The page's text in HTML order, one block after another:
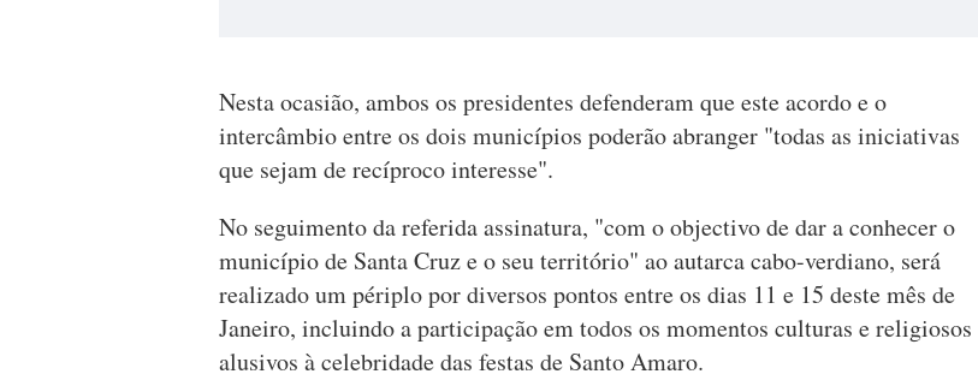
Nesta ocasião, ambos os presidentes defenderam que este acordo e o
intercâmbio entre os dois municípios poderão abranger "todas as iniciativas
que sejam de recíproco interesse".
No seguimento da referida assinatura, "com o objectivo de dar a conhecer o
município de Santa Cruz e o seu território" ao autarca cabo-verdiano, será
realizado um périplo por diversos pontos entre os dias 11 e 15 deste mês de
Janeiro, incluindo a participação em todos os momentos culturas e religiosos
alusivos à celebridade das festas de Santo Amaro.